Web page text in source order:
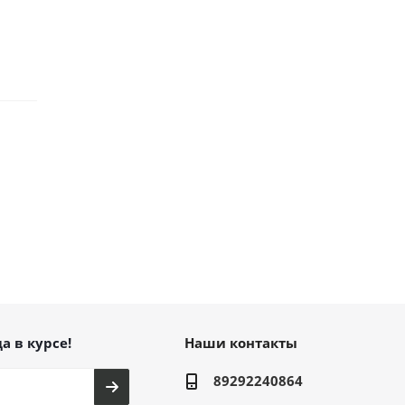
в курсе! Наши контакты
89292240864